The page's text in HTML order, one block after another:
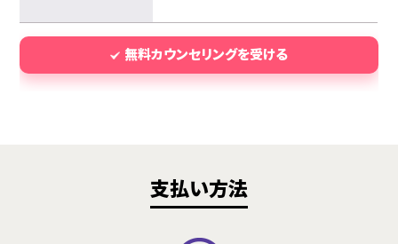
無料カウンセリングを受ける
支払い方法